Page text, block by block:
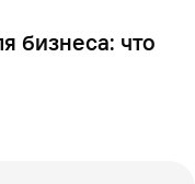
бизнеса: что